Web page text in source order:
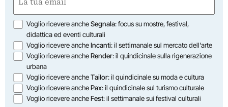
(Required)
Opzioni
Voglio ricevere ancheSegnala: focus su mostre, festival,
didattica ed eventi culturali
Voglio ricevere ancheIncanti: il settimanale sul mercato dell'arte
Voglio ricevere ancheRender: il quindicinale sulla rigenerazione
urbana
Voglio ricevere ancheTailor: il quindicinale su moda e cultura
Voglio ricevere anchePax: il quindicinale sul turismo culturale
Voglio ricevere ancheFest: il settimanale sui festival culturali